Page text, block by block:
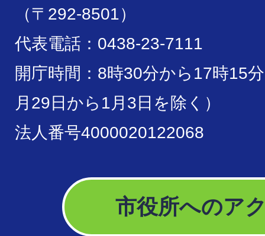
（〒292-8501）
代表電話：0438-23-7111
開庁時間：8時30分から17時15
月29日から1月3日を除く）
法人番号4000020122068
市役所へのア